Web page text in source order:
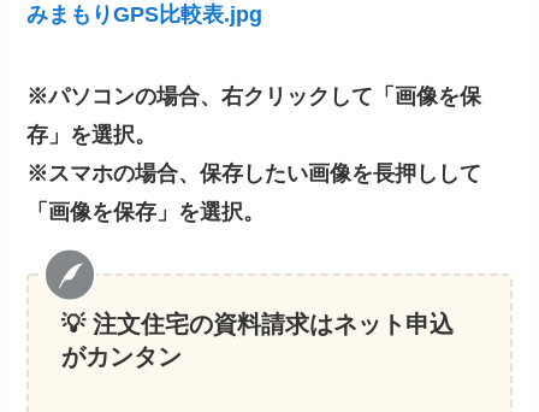
みまもりGPS比較表.jpg
※パソコンの場合、右クリックして「画像を保
存」を選択。
※スマホの場合、保存したい画像を長押しして
「画像を保存」を選択。
💡 注文住宅の資料請求はネット申込
がカンタン